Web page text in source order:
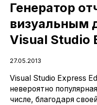
Генератор
визуальным
Visual Studio
27.05.2013
Visual Studio Express
невероятно
числе, благодаря